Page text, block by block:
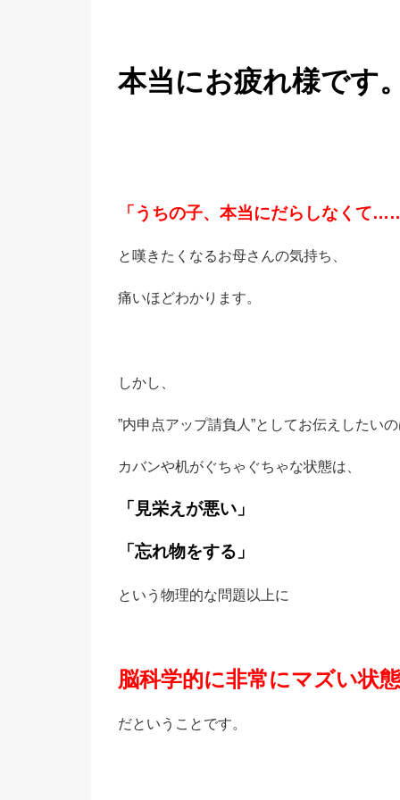
本当にお疲れ様です
「うちの子、本当にだらしなくて
と嘆きたくなるお母さんの気持ち、
痛いほどわかります。
しかし、
”内申点アップ請負人”としてお伝えしたい
カバンや机がぐちゃぐちゃな状態は、
「見栄えが悪い」
「忘れ物をする」
という物理的な問題以上に
脳科学的に非常にマズい状態
だということです。